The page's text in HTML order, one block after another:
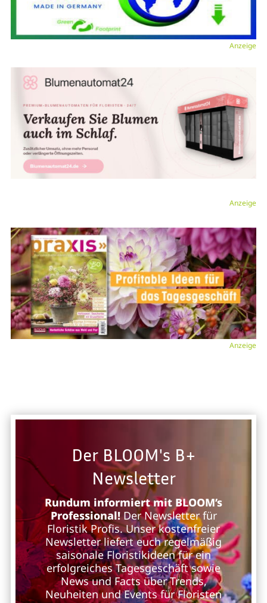
Anzeige
Anzeige
Anzeige
Der BLOOM's B+
Newsletter
Rundum informiert mit BLOOM’s
Professional!Der Newsletter für
Floristik Profis. Unser kostenfreier
Newsletter liefert euch regelmäßig
saisonale Floristikideen für ein
erfolgreiches Tagesgeschäft sowie
News und Facts über Trends,
Neuheiten und Events für Floristen